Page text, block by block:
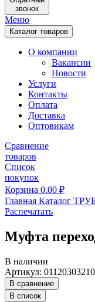
звонок
Меню
Каталог товаров
О компании
Вакансии
Новости
Услуги
Контакты
Оплата
Доставка
Оптовикам
Сравнение
товаров
Список
покупок
Корзина 0.00 ₽
Главная Каталог
Распечатать
Муфта
В наличии
Артикул:
В сравнение
В список